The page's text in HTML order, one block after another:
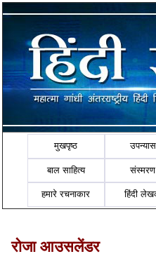
मुखपृष्ठ उपन्यास
बाल साहित्य संस्मरण
हमारे रचनाकार हिंदी
रोजा आउसलेंडर